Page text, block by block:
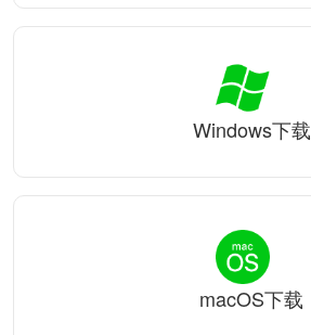
Windows下载
macOS下载